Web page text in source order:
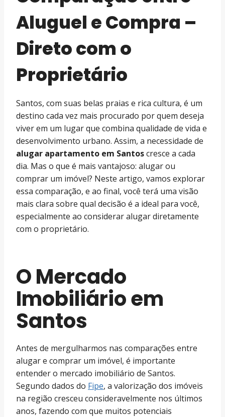
Aluguel e Compra –
Direto com o
Proprietário
Santos, com suas belas praias e rica cultura, é um
destino cada vez mais procurado por quem deseja
viver em um lugar que combina qualidade de vida e
desenvolvimento urbano. Assim, a necessidade de
alugar apartamento em Santoscresce a cada
dia. Mas o que é mais vantajoso: alugar ou
comprar um imóvel? Neste artigo, vamos explorar
essa comparação, e ao final, você terá uma visão
mais clara sobre qual decisão é a ideal para você,
especialmente ao considerar alugar diretamente
com o proprietário.
O Mercado
Imobiliário em
Santos
Antes de mergulharmos nas comparações entre
alugar e comprar um imóvel, é importante
entender o mercado imobiliário de Santos.
Segundo dados do Fipe, a valorização dos imóveis
na região cresceu consideravelmente nos últimos
anos, fazendo com que muitos potenciais